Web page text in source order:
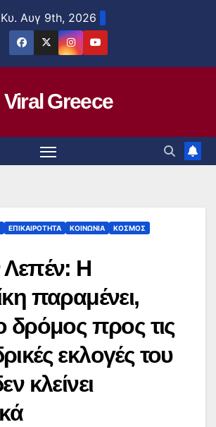
Κυ. Αυγ 9th, 2026
Viral Greece
ΕΠΙΚΑΙΡΟΤΗΤΑ ΚΟΙΝΩΝΙΑ
ΚΟΣΜΟΣ
Λεπέν: Η
παραμένει,
δρόμος προς τις
εκλογές του
κλείνει